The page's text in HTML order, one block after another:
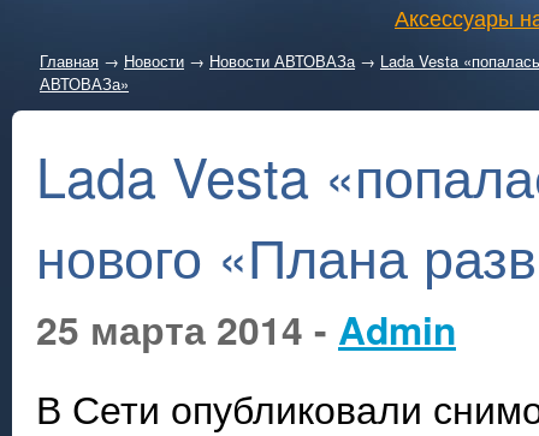
Аксессуары
Главная → Новости → Новости АВТОВАЗа→ Lada Vesta
АВТОВАЗа»
Lada Vesta
нового «Плана
25 марта 2014 - Admin
В Сети опубликовали